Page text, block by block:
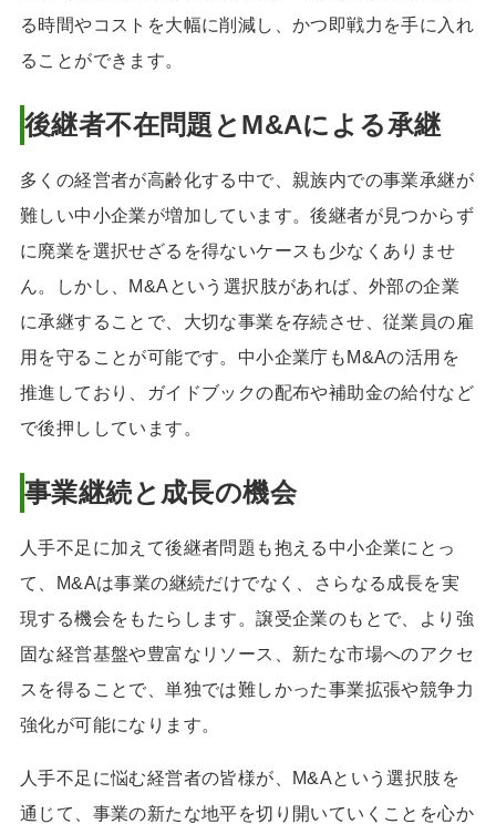
る時間やコストを大幅に削減し、かつ即戦力を手に入れ
ることができます。
後継者不在問題とM&Aによる承継
多くの経営者が高齢化する中で、親族内での事業承継が
難しい中小企業が増加しています。後継者が見つからず
に廃業を選択せざるを得ないケースも少なくありませ
ん。しかし、M&Aという選択肢があれば、外部の企業
に承継することで、大切な事業を存続させ、従業員の雇
用を守ることが可能です。中小企業庁もM&Aの活用を
推進しており、ガイドブックの配布や補助金の給付など
で後押ししています。
事業継続と成長の機会
人手不足に加えて後継者問題も抱える中小企業にとっ
て、M&Aは事業の継続だけでなく、さらなる成長を実
現する機会をもたらします。譲受企業のもとで、より強
固な経営基盤や豊富なリソース、新たな市場へのアクセ
スを得ることで、単独では難しかった事業拡張や競争力
強化が可能になります。
人手不足に悩む経営者の皆様が、M&Aという選択肢を
通じて、事業の新たな地平を切り開いていくことを心か